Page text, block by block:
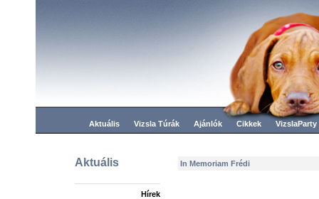
Aktuális Vizsla Túrák Ajánlók Cikkek VizslaParty
Aktuális
Hírek
In Memoriam Frédi